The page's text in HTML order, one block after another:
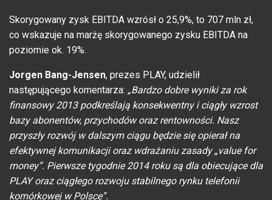
Skorygowany zysk EBITDA wzrósł o 25,9%, to 707 mln zł,
co wskazuje na marżę skorygowanego zysku EBITDA na
poziomie ok. 19%.
Jorgen Bang-Jensen, prezes PLAY, udzielił
następującego komentarza: „Bardzo dobre wyniki za rok
finansowy 2013 podkreślają konsekwentny i ciągły wzrost
bazy abonentów, przychodów oraz rentowności. Nasz
przyszły rozwój w dalszym ciągu będzie się opierał na
efektywnej komunikacji oraz wdrażaniu zasady „value for
money”. Pierwsze tygodnie 2014 roku są dla obiecujące dla
PLAY oraz ciągłego rozwoju stabilnego rynku telefonii
komórkowej w Polsce”.